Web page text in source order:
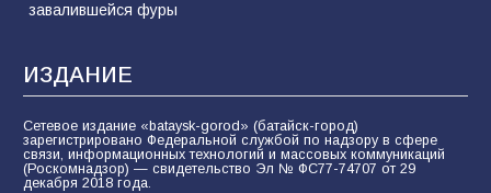
завалившейся фуры
ИЗДАНИЕ
Сетевое издание «bataysk-gorod» (батайск-город)
зарегистрировано Федеральной службой по надзору в сфере
связи, информационных технологий и массовых коммуникаций
(Роскомнадзор) — свидетельство Эл № ФС77-74707 от 29
декабря 2018 года.